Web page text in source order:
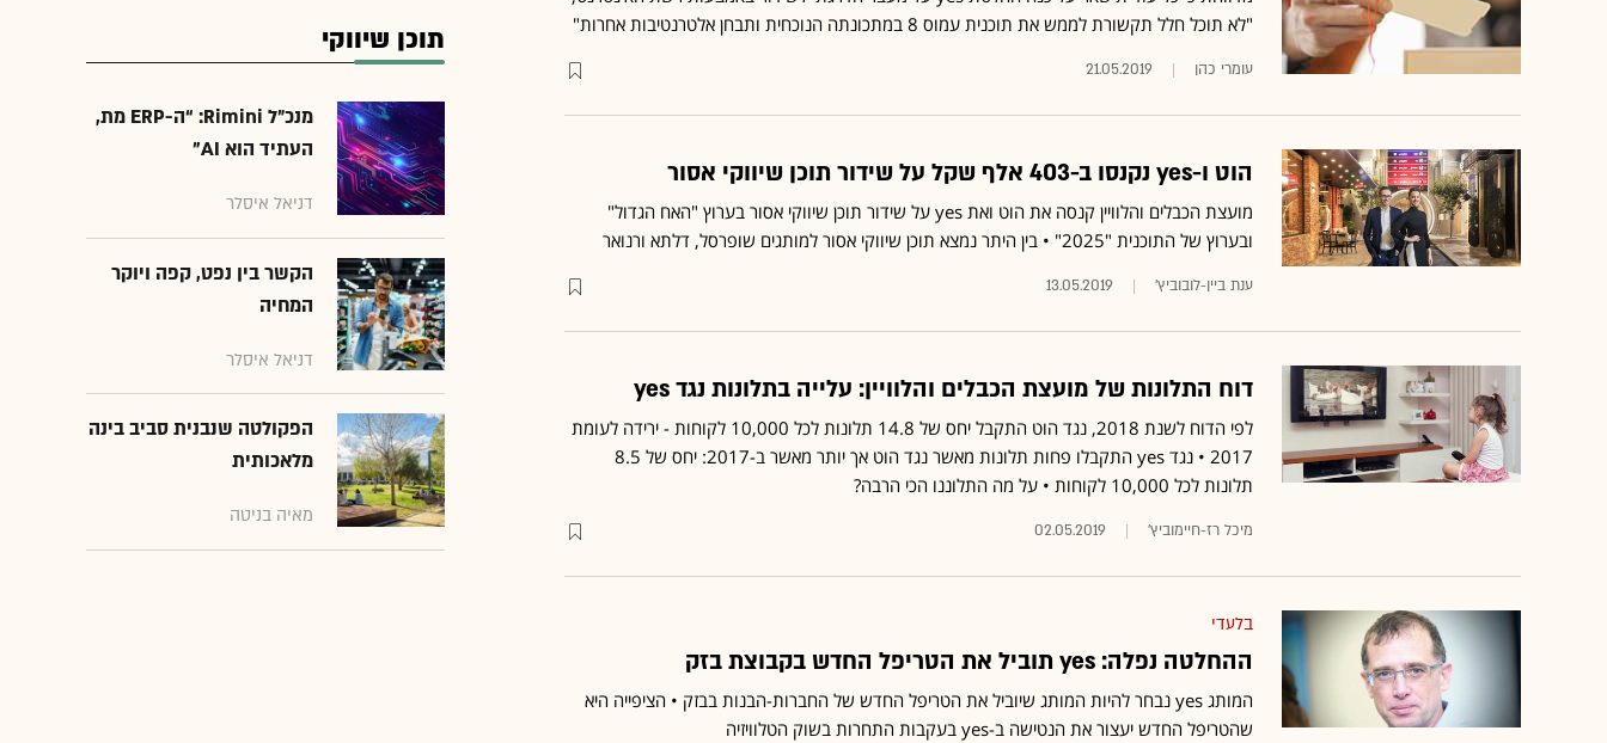
"לא תוכל חלל תקשורת לממש את תוכנית עמוס 8 במתכונתה הנוכחית ותבחן אלטרנטיבות אחרות"
עומרי כהן 21.05.2019
הוט ו-yes נקנסו ב-403 אלף שקל על שידור תוכן שיווקי אסור
מועצת הכבלים והלוויין קנסה את הוט ואת yes על שידור תוכן שיווקי אסור בערוץ "האח הגדול"
ובערוץ של התוכנית "2025" • בין היתר נמצא תוכן שיווקי אסור למותגים שופרסל, דלתא ורנואר
ענת ביין-לובוביץ' 13.05.2019
דוח התלונות של מועצת הכבלים והלוויין: עלייה בתלונות נגד yes
לפי הדוח לשנת 2018, נגד הוט התקבל יחס של 14.8 תלונות לכל 10,000 לקוחות - ירידה לעומת
2017 • נגד yes התקבלו פחות תלונות מאשר נגד הוט אך יותר מאשר ב-2017: יחס של 8.5
תלונות לכל 10,000 לקוחות • על מה התלוננו הכי הרבה?
מיכל רז-חיימוביץ' 02.05.2019
בלעדי
ההחלטה נפלה: yes תוביל את הטריפל החדש בקבוצת בזק
המותג yes נבחר להיות המותג שיוביל את הטריפל החדש של החברות-הבנות בבזק • הציפייה היא
שהטריפל החדש יעצור את הנטישה ב-yes בעקבות התחרות בשוק הטלוויזיה
תוכן שיווקי
מנכ״ל Rimini: “ה-ERP מת,
העתיד הוא AI"
דניאל איסלר
הקשר בין נפט, קפה ויוקר
המחיה
דניאל איסלר
הפקולטה שנבנית סביב בינה
מלאכותית
מאיה בניטה